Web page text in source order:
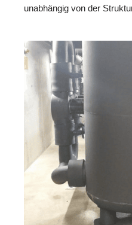
unabhängig von der